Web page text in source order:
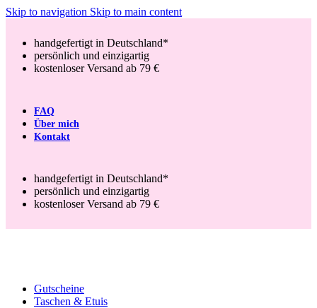
Skip to navigation Skip to main content
handgefertigt in Deutschland*
persönlich und einzigartig
kostenloser Versand ab 79 €
FAQ
Über mich
Kontakt
handgefertigt in Deutschland*
persönlich und einzigartig
kostenloser Versand ab 79 €
Gutscheine
Taschen & Etuis